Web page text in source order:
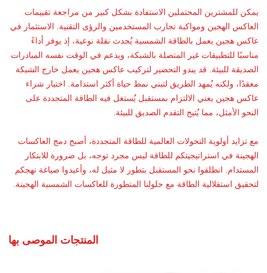
يمكن للمشترين المحتملين الاستفادة بشكل كبير من مراجعة تقييمات
العاكس الهجين ومواكبة تجارب المستخدمين والرؤى التقنية. الاستثمار في
عاكس هجين يعمل بالطاقة الشمسية يُحدث نقلة نوعية، إذ يوفر أداءً
مناسبًا للتطبيقات غير المتصلة بالشبكة، ويدعم في الوقت نفسه المبادرات
الصديقة للبيئة. قد يبدو التحضير لتركيب عاكس هجين يعمل خارج الشبكة
معقدًا، ولكنه يُمهد الطريق لتبني نمط حياة أكثر استدامة. اختيار شراء
عاكس هجين يعني الالتزام بمستقبل يُستغل فيه الطاقة المتجددة على
النحو الأمثل، مما يُتيح التقدم الصديق للبيئة.
مع تزايد أولوية التحولات العالمية للطاقة المتجددة، أصبح دمج العاكسات
الهجينة في استراتيجيتكم للطاقة ليس مجرد توجه، بل ضرورة للابتكار
المستدام. انطلقوا نحو المستقبل بتطور لا مثيل له، وأعيدوا صياغة نهجكم
لتحقيق استقلالية الطاقة مع حلولنا المتطورة للعاكسات الشمسية الهجينة.
المنتجات الموصى بها